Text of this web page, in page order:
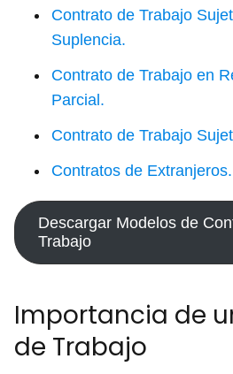
Contrato de Trabajo
Suplencia.
Contrato de Trabajo en
Parcial.
Contrato de Trabajo
Contratos de Extranjeros.
Descargar Modelos de
Trabajo
Importancia de
de Trabajo